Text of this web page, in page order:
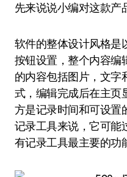
先来说说小编对这款产
软件的整体设计风格是
按钮设置，整个内容编
的内容包括图片，文字
式，编辑完成后在主页
方是记录时间和可设置
记录工具来说，它可能
有记录工具最主要的功